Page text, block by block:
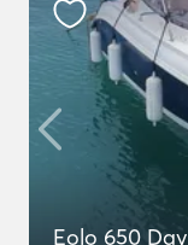
Eolo 650 Day